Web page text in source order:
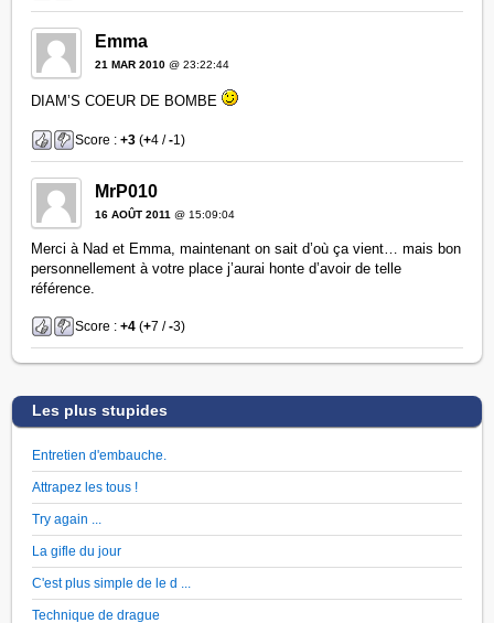
Emma
21 MAR 2010 @ 23:22:44
DIAM’S COEUR DE BOMBE
Score :+3 (+4 /-1)
MrP010
16 AOÛT 2011 @ 15:09:04
Merci à Nad et Emma, maintenant on sait d’où ça vient… mais bon
personnellement à votre place j’aurai honte d’avoir de telle
référence.
Score :+4 (+7 /-3)
Les plus stupides
Entretien d'embauche.
Attrapez les tous !
Try again ...
La gifle du jour
C'est plus simple de le d ...
Technique de drague